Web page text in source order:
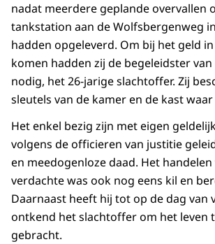
nadat meerdere geplande overvallen
tankstation aan de Wolfsbergenweg
hadden opgeleverd. Om bij het geld
komen hadden zij de begeleidster
nodig, het 26-jarige slachtoffer. Zij
sleutels van de kamer en de kast
Het enkel bezig zijn met eigen
volgens de officieren van justitie
en meedogenloze daad. Het handelen
verdachte was ook nog eens kil en
Daarnaast heeft hij tot op de dag van
ontkend het slachtoffer om het leven
gebracht.